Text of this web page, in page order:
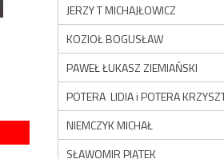
JERZY T MICHAJŁOWICZ
KOZIOŁ BOGUSŁAW
PAWEŁ ŁUKASZ ZIEMIAŃSKI
POTERA LIDIA i POTERA
NIEMCZYK MICHAŁ
SŁAWOMIR PIĄTEK